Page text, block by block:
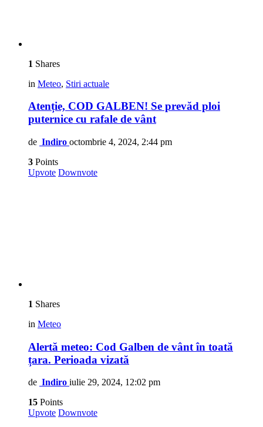
1 Shares
in Meteo, Stiri actuale
Atenție, COD GALBEN! Se prevăd ploi
puternice cu rafale de vânt
de Indiro octombrie 4, 2024, 2:44 pm
3 Points
Upvote Downvote
1 Shares
in Meteo
Alertă meteo: Cod Galben de vânt în toată
țara. Perioada vizată
de Indiro iulie 29, 2024, 12:02 pm
15 Points
Upvote Downvote